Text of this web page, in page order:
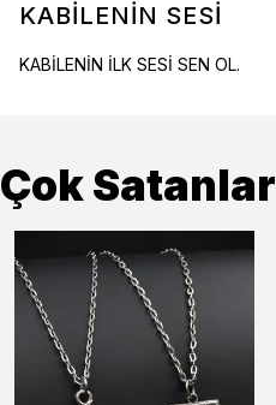
KABİLENİN SESİ
KABİLENİN İLK SESİ SEN OL.
Çok Satanlar